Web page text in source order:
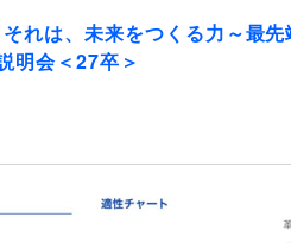
れは、未来をつくる力～最
明会＜27卒＞